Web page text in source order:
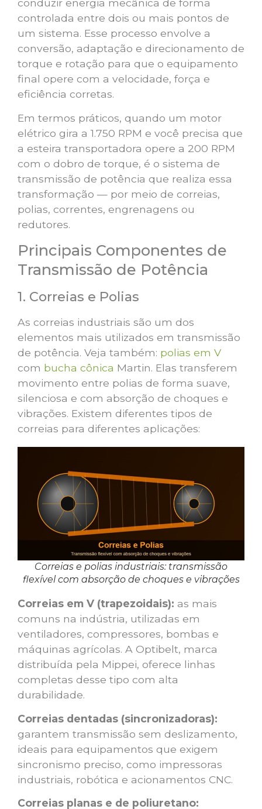
conduzir energia mecânica de forma
controlada entre dois ou mais pontos de
um sistema. Esse processo envolve a
conversão, adaptação e direcionamento de
torque e rotação para que o equipamento
final opere com a velocidade, força e
eficiência corretas.
Em termos práticos, quando um motor
elétrico gira a 1.750 RPM e você precisa que
a esteira transportadora opere a 200 RPM
com o dobro de torque, é o sistema de
transmissão de potência que realiza essa
transformação — por meio de correias,
polias, correntes, engrenagens ou
redutores.
Principais Componentes de
Transmissão de Potência
1. Correias e Polias
As correias industriais são um dos
elementos mais utilizados em transmissão
de potência. Veja também: polias em V
com bucha cônica Martin. Elas transferem
movimento entre polias de forma suave,
silenciosa e com absorção de choques e
vibrações. Existem diferentes tipos de
correias para diferentes aplicações:
Correias e polias industriais: transmissão
flexível com absorção de choques e vibrações
Correias em V (trapezoidais): as mais
comuns na indústria, utilizadas em
ventiladores, compressores, bombas e
máquinas agrícolas. A Optibelt, marca
distribuída pela Mippei, oferece linhas
completas desse tipo com alta
durabilidade.
Correias dentadas (sincronizadoras):
garantem transmissão sem deslizamento,
ideais para equipamentos que exigem
sincronismo preciso, como impressoras
industriais, robótica e acionamentos CNC.
Correias planas e de poliuretano: